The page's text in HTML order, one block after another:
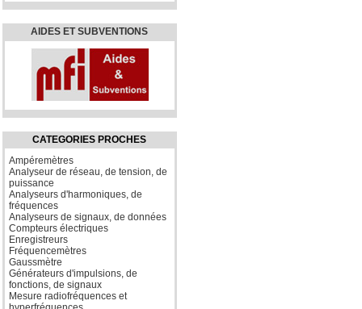
AIDES ET SUBVENTIONS
CATEGORIES PROCHES
Ampéremètres
Analyseur de réseau, de tension, de
puissance
Analyseurs d'harmoniques, de
fréquences
Analyseurs de signaux, de données
Compteurs électriques
Enregistreurs
Fréquencemètres
Gaussmètre
Générateurs d'impulsions, de
fonctions, de signaux
Mesure radiofréquences et